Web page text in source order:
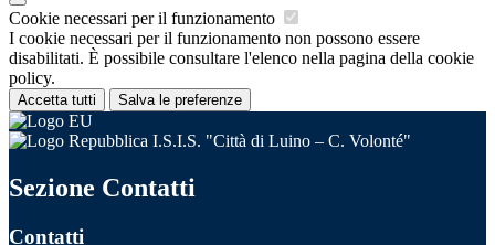
Cookie necessari per il funzionamento
I cookie necessari per il funzionamento non possono essere
disabilitati. È possibile consultare l'elenco nella pagina della cookie
policy.
Accetta tutti Salva le preferenze
I.S.I.S. "Città di Luino – C. Volonté"
Sezione Contatti
Contatti